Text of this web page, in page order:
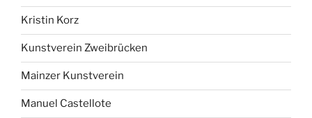
Kristin Korz
Kunstverein Zweibrücken
Mainzer Kunstverein
Manuel Castellote